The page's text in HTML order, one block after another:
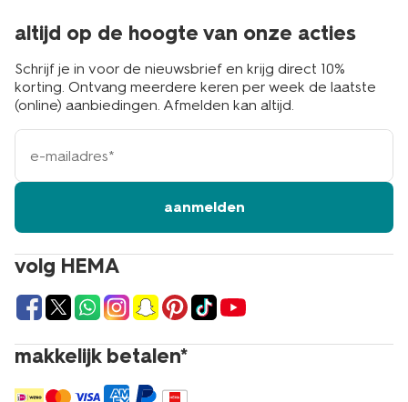
volg HEMA
makkelijk betalen*
altijd op de hoogte van onze acties
Schrijf je in voor de nieuwsbrief en krijg direct 10%
korting. Ontvang meerdere keren per week de laatste
(online) aanbiedingen. Afmelden kan altijd.
e-
mailadres
aanmelden